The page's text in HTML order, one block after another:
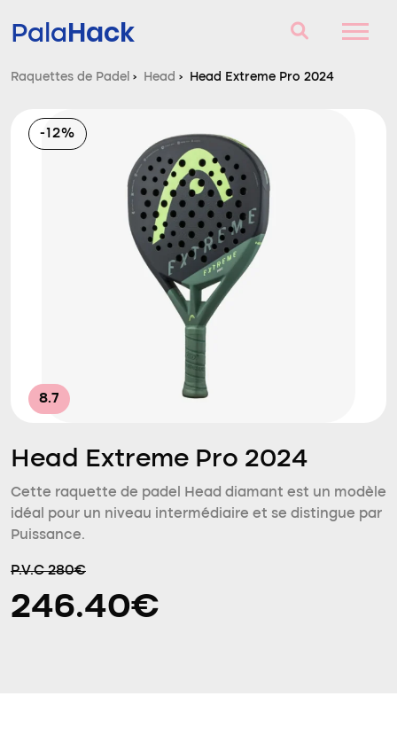
PalaHack
Questions et réponses
Comparateur
Raquettes de Padel › Head › Head Extreme Pro 2024
-12%
8.7
Head Extreme Pro 2024
Cette raquette de padel Head diamant est un modèle
idéal pour un niveau intermédiaire et se distingue par
Puissance.
P.V.C 280€
246.40€